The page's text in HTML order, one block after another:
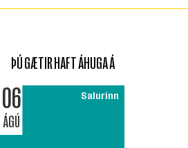
ÞÚ GÆTIR HAFT ÁHUGA Á
06
ÁGÚ
Salurinn